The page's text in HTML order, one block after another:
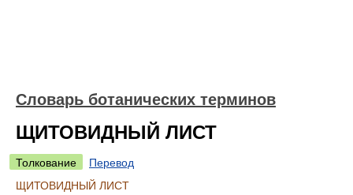
Словарь ботанических терминов
ЩИТОВИДНЫЙ ЛИСТ
Толкование
Перевод
ЩИТОВИДНЫЙ ЛИСТ